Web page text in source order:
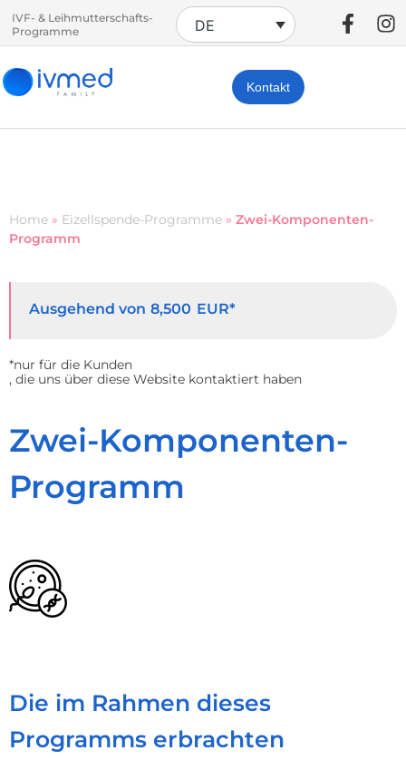
IVF- & Leihmutterschafts-
Programme
DE
Kontakt
Home » Eizellspende-Programme » Zwei-Komponenten-
Programm
Ausgehend von 8,500 EUR*
*nur für die Kunden
, die uns über diese Website kontaktiert haben
Zwei-Komponenten-
Programm
Die im Rahmen dieses
Programms erbrachten